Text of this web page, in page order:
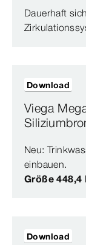
Dauerhaft
Viega
Neu:
einbauen.
Größe 448,4
Download
Download